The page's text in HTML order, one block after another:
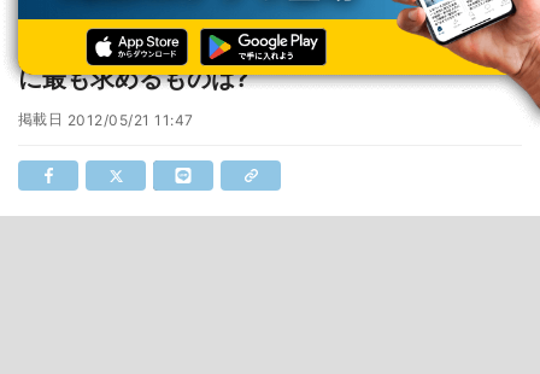
ゆとり世代の新入社員が「職場」と「上司」
に最も求めるものは?
掲載日 2012/05/21 11:47